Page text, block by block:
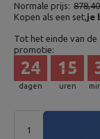
Normale prijs:
Kopen als een set,je
Tot het einde van de
promotie:
dagen
24
uren
15